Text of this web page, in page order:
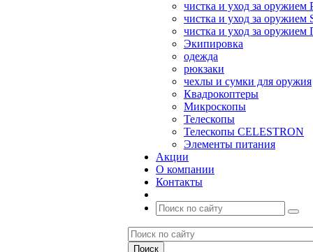
чистка и уход за оружием
чистка и уход за оружием
чистка и уход за
Экипировка
одежда
рюкзаки
чехлы и сумки для оружия
Квадрокоптеры
Микроскопы
Телескопы
Телескопы CELESTRON
Элементы питания
Акции
О компании
Контакты